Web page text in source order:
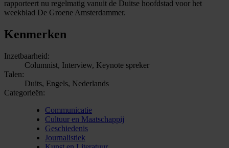
rapporteert nu regelmatig vanuit de Duitse hoofdstad voor het
weekblad De Groene Amsterdammer.
Kenmerken
Inzetbaarheid:
Columnist, Interview, Keynote spreker
Talen:
Duits, Engels, Nederlands
Categorieën:
Communicatie
Cultuur en Maatschappij
Geschiedenis
Journalistiek